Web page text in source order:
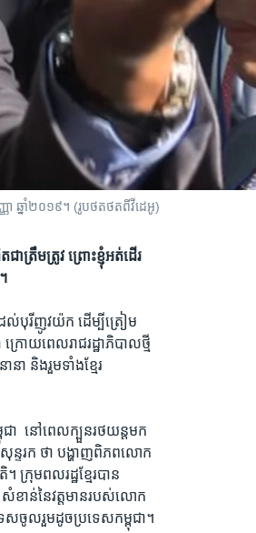
ឆ្នាំ២០១៩។ (រូបថតថតពីវីដេអូ)
ត្រឹម​ត្រូវ​ ព្រោះ​ខ្ញុំ​អត់​ដើរ​
ល់​បុរីញូវ​យ៉ក​ ​ដើម្បី​ត្រៀម​
ោយ​ពេល​រាជ​រដ្ឋា​ភិបាល​ថ្មី​
ា​ ​និង​រួមទាំង​ខ្មែរ​
ា​ ​ នៅ​ពេល​ក្បួន​រថយន្ត​មក​
ន្ទរក​ ​ថា ​បង្ហាញ​ពិភពលោក​
ក្រុម​ពលរដ្ឋ​ខ្មែរ​បាន​
ខាន់​នៃ​វត្តមាន​របស់​លោក​
ស​ចូល​រួម​ដូច​ប្រទេស​កម្ពុជា។​